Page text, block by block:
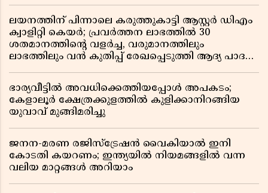
ലയനത്തിന് പിന്നാലെ കരുത്തുകാട്ടി ആസ്റ്റർ ഡിഎം
ക്വാളിറ്റി കെയർ; പ്രവർത്തന ലാഭത്തിൽ 30
ശതമാനത്തിൻ്റെ വളർച്ച, വരുമാനത്തിലും
ലാഭത്തിലും വൻ കുതിപ്പ് രേഖപ്പെടുത്തി ആദ്യ പാദ
ഭാര്യവീട്ടിൽ അവധിക്കെത്തിയപ്പോൾ അപകടം;
കേളാലൂർ ക്ഷേത്രക്കുളത്തിൽ കുളിക്കാനിറങ്ങിയ
യുവാവ് മുങ്ങിമരിച്ചു
ജനന-മരണ രജിസ്ട്രേഷൻ വൈകിയാൽ ഇനി
കോടതി കയറണം; ഇന്ത്യയിൽ നിയമങ്ങളിൽ വന്ന
വലിയ മാറ്റങ്ങൾ അറിയാം